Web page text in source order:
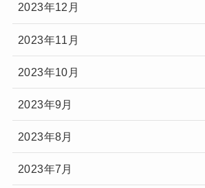
2023年12月
2023年11月
2023年10月
2023年9月
2023年8月
2023年7月